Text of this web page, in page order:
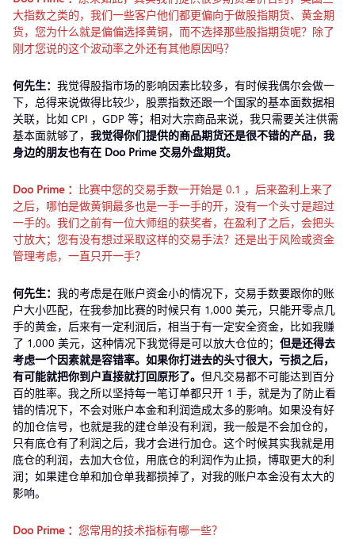
大指数之类的，我们一些客户他们都更偏向于做股指期货、黄金期
货，您为什么就是偏偏选择黄铜，而不选择那些股指期货呢？除了
刚才您说的这个波动率之外还有其他原因吗？
何先生： 我觉得股指市场的影响因素比较多，有时候我偶尔会做一
下，总得来说做得比较少，股票指数还跟一个国家的基本面数据相
关联，比如 CPI ，GDP 等；相对大宗商品来说，我只需要关注供需
基本面就够了， 我觉得你们提供的商品期货还是很不错的产品，我
身边的朋友也有在 Doo Prime 交易外盘期货。
Doo Prime： 比赛中您的交易手数一开始是 0.1 ，后来盈利上来了
之后，哪怕是做黄铜最多也是一手一手的开，没有一个头寸是超过
一手的。我们之前有一位大师组的获奖者，在盈利了之后，会把头
寸放大；您有没有想过采取这样的交易手法？还是出于风险或资金
管理考虑，一直只开一手？
何先生： 我的考虑是在账户资金小的情况下，交易手数要跟你的账
户大小匹配，在我参加比赛的时候只有 1,000 美元，只能开零点几
手的黄金，后来有一定利润后，相当于有一定安全资金，比如我赚
了 1,000 美元，这种情况下我觉得是可以放大仓位的； 但是还得去
考虑一个因素就是容错率。如果你打进去的头寸很大，亏损之后，
有可能就把你到户直接就打回原形了。 但凡交易都不可能达到百分
百的胜率。我之所以坚持每一笔订单都只开 1 手，就是为了防止看
错的情况下，不会对账户本金和利润造成太多的影响。如果没有好
的加仓信号，也就是我的建仓单没有利润，我一般是不会加仓的，
只有底仓有了利润之后，我才会进行加仓。这个时候其实我就是用
底仓的利润，去加大仓位，用底仓的利润作为止损，博取更大的利
润；如果建仓单和加仓单我都损掉了，对我的账户本金没有太大的
影响。
Doo Prime： 您常用的技术指标有哪一些？